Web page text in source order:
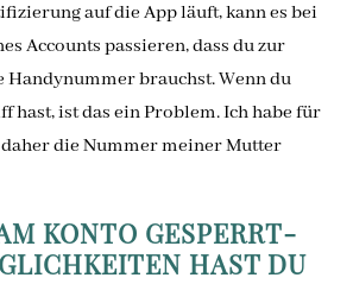
auf die App läuft, kann es bei
Accounts passieren, dass du zur
Handynummer brauchst. Wenn du
hast, ist das ein Problem. Ich habe für
die Nummer meiner Mutter
KONTO GESPERRT-
HAST DU